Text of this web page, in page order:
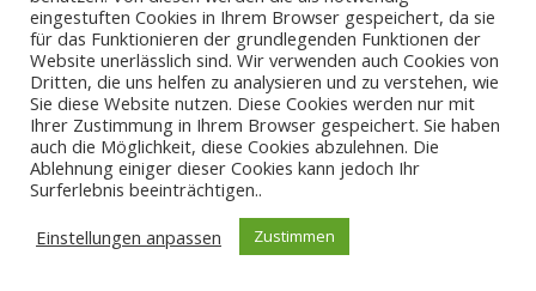
Besitzer von Emil und Fine und natürlich auch über die B-
Hörnchen, für die wir nun auch Zeit hatten (das Programm
haben sie ja schon länger drauf).
Impressum/Datenschutz
Ashe Theme vonWP Royal
eingestuften Cookies in Ihrem Browser gespeichert, da sie
für das Funktionieren der grundlegenden Funktionen der
Website unerlässlich sind. Wir verwenden auch Cookies von
Dritten, die uns helfen zu analysieren und zu verstehen, wie
Sie diese Website nutzen. Diese Cookies werden nur mit
Ihrer Zustimmung in Ihrem Browser gespeichert. Sie haben
auch die Möglichkeit, diese Cookies abzulehnen. Die
Ablehnung einiger dieser Cookies kann jedoch Ihr
Surferlebnis beeinträchtigen..
Einstellungen anpassen
Zustimmen